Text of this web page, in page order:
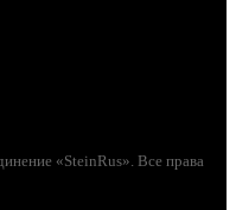
«SteinRus». Все права